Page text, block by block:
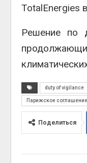
TotalEnergies
Решение по
duty of vigilance
Парижское соглашение
Поделиться